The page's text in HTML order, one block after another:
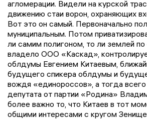
агломерации. Видели на курской
движению стаи ворон, охраняющих
Вот это он самый. Первоначально
муниципальным. Потом
ли самим полигоном, то ли землей
владело ООО «Каскад»,
облдумы Евгением Китаевым,
будущего спикера облдумы и
вождя «единороссов», а тогда
депутата от партии «Родина»
более важно то, что Китаев в тот
общими интересами с кругом